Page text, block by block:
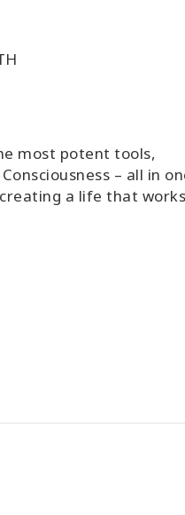
most potent tools,
– all in
a life that works